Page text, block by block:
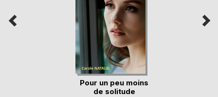
Pour un peu moins
de solitude